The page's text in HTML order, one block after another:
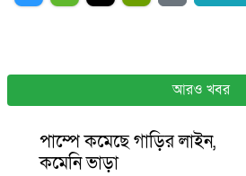
আরও খবর
পাম্পে কমেছে গাড়ির লাইন,
কমেনি ভাড়া